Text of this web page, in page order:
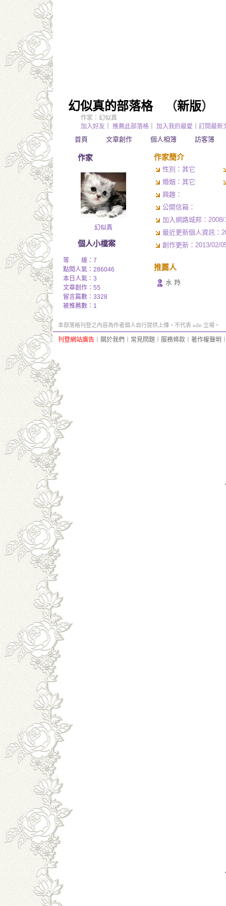
幻似真的部落格（新版）
首頁 文章創作 個人相簿 訪客簿
加入好友 推薦此部落格 加入我的最愛 訂閱最新
作家：幻似真
作家
幻似真
個人小檔案
等 級：7
點閱人氣：286046
本日人氣：3
文章創作：55
留言篇數：3328
被推薦數： 1
作家簡介
性別：其它
婚姻：其它
興趣：
公開信箱：
加入網路城邦：
最近更新個人資訊：
創作更新：2013/02/
推薦人
水 羚
本部落格刊登之內容為作者個人自行提供上傳，不代表 udn 立場。
刊登網站廣告 關於我們 常見問題 服務條款 著作權聲明